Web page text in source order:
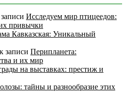
Исследуем мир птицеедов:
привычки
Кавказская: Уникальный
к записи Перипланета:
и их мир
на выставках: престиж и
тайны и разнообразие этих